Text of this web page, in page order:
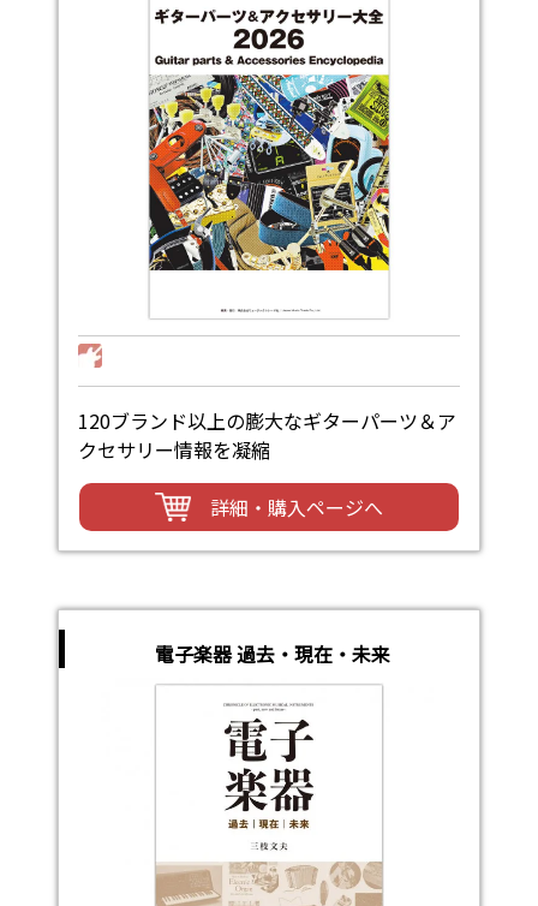
120ブランド以上の膨大なギターパーツ＆ア
クセサリー情報を凝縮
詳細・購入ページへ
電子楽器 過去・現在・未来